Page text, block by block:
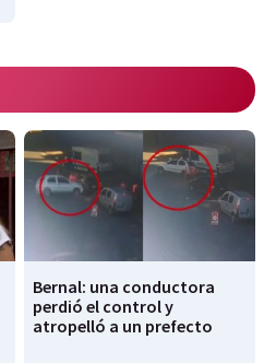
Bernal: una conductora
perdió el control y
atropelló a un prefecto